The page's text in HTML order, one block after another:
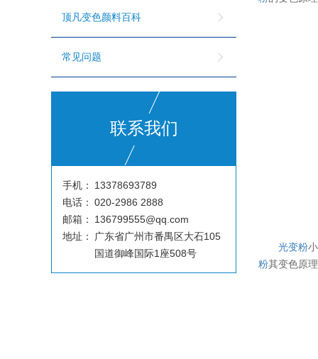
顶凡变色颜料百科
常见问题
联系我们
手机：
13378693789
电话： 020-2986 2888
邮箱：
136799555@qq.com
地址：
广东省广州市番禺区大石105
国道御峰国际1座508号
光变粉
粉其变色原